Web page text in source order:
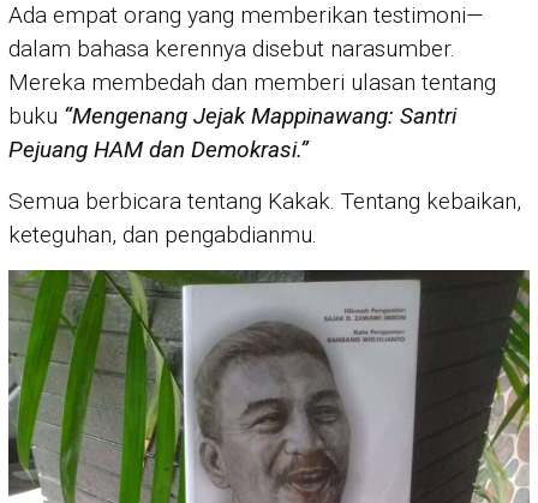
Ada empat orang yang memberikan testimoni—
dalam bahasa kerennya disebut narasumber.
Mereka membedah dan memberi ulasan tentang
buku “Mengenang Jejak Mappinawang: Santri
Pejuang HAM dan Demokrasi.”
Semua berbicara tentang Kakak. Tentang kebaikan,
keteguhan, dan pengabdianmu.